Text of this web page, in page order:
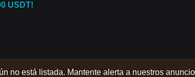
USDT!
no está listada. Mantente alerta a nuestros